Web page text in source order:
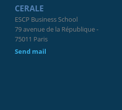
CERALE
ESCP Business School
79 avenue de la République -
75011 Paris
Send mail